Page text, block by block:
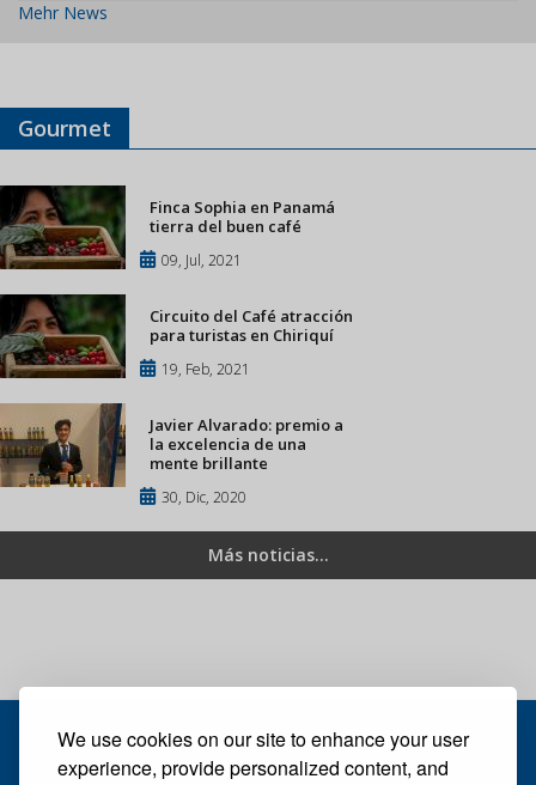
We use cookies on our site to enhance your user
experience, provide personalized content, and
Mehr News
Gourmet
Finca Sophia en Panamá
tierra del buen café
09, Jul, 2021
Circuito del Café atracción
para turistas en Chiriquí
19, Feb, 2021
Javier Alvarado: premio a
la excelencia de una
mente brillante
30, Dic, 2020
Más noticias...